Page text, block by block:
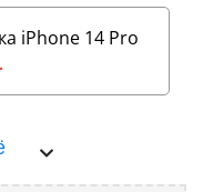
iPhone 14 Pro